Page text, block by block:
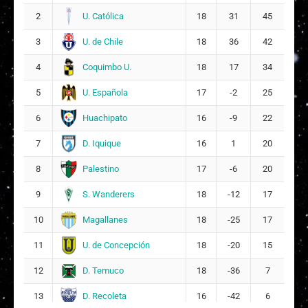
N Nayareth Priscilla Salazar Torres
3
J
9
G Gabriela Ignacia Cisternas Alzamora
15
C Catalina Monserrat Bolados Gallardo
13
2 U. Católica 18 31 45
3 U. de Chile 18 36 42
4 Coquimbo U. 18 17 34
5 U. Española 17 -2 25
6 Huachipato 16 -9 22
7 D. Iquique 16 1 20
8 Palestino 17 -6 20
9 S. Wanderers 18 -12 17
10 Magallanes 18 -25 17
11 U. de Concepción 18 -20 15
12 D. Temuco 18 -36 7
13 D. Recoleta 16 -42 6